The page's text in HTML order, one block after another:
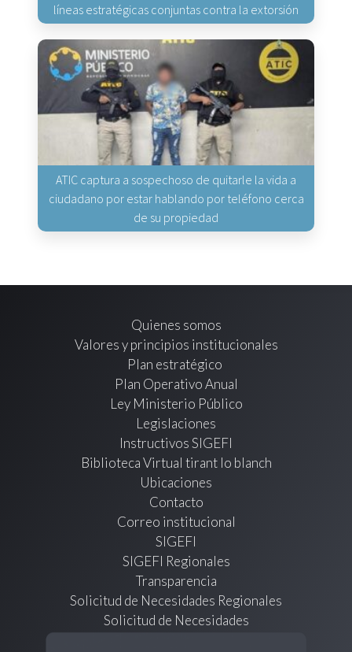
líneas estratégicas conjuntas contra la extorsión
ATIC captura a sospechoso de quitarle la vida a
ciudadano por estar hablando por teléfono cerca
de su propiedad
Quienes somos
Valores y principios institucionales
Plan estratégico
Plan Operativo Anual
Ley Ministerio Público
Legislaciones
Instructivos SIGEFI
Biblioteca Virtual tirant lo blanch
Ubicaciones
Contacto
Correo institucional
SIGEFI
SIGEFI Regionales
Transparencia
Solicitud de Necesidades Regionales
Solicitud de Necesidades